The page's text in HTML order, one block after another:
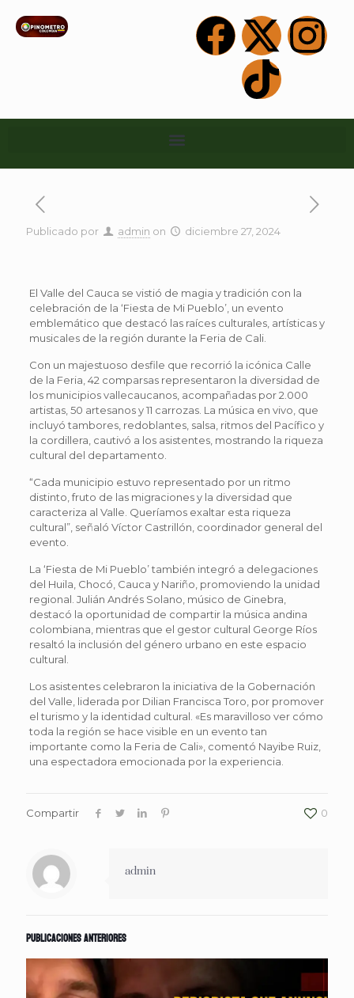
Publicado por admin on diciembre 27, 2024
El Valle del Cauca se vistió de magia y tradición con la
celebración de la ‘Fiesta de Mi Pueblo’, un evento
emblemático que destacó las raíces culturales, artísticas y
musicales de la región durante la Feria de Cali.
Con un majestuoso desfile que recorrió la icónica Calle
de la Feria, 42 comparsas representaron la diversidad de
los municipios vallecaucanos, acompañadas por 2.000
artistas, 50 artesanos y 11 carrozas. La música en vivo, que
incluyó tambores, redoblantes, salsa, ritmos del Pacífico y
la cordillera, cautivó a los asistentes, mostrando la riqueza
cultural del departamento.
“Cada municipio estuvo representado por un ritmo
distinto, fruto de las migraciones y la diversidad que
caracteriza al Valle. Queríamos exaltar esta riqueza
cultural”, señaló Víctor Castrillón, coordinador general del
evento.
La ‘Fiesta de Mi Pueblo’ también integró a delegaciones
del Huila, Chocó, Cauca y Nariño, promoviendo la unidad
regional. Julián Andrés Solano, músico de Ginebra,
destacó la oportunidad de compartir la música andina
colombiana, mientras que el gestor cultural George Ríos
resaltó la inclusión del género urbano en este espacio
cultural.
Los asistentes celebraron la iniciativa de la Gobernación
del Valle, liderada por Dilian Francisca Toro, por promover
el turismo y la identidad cultural. «Es maravilloso ver cómo
toda la región se hace visible en un evento tan
importante como la Feria de Cali», comentó Nayibe Ruiz,
una espectadora emocionada por la experiencia.
Compartir 0
admin
Publicaciones anteriores